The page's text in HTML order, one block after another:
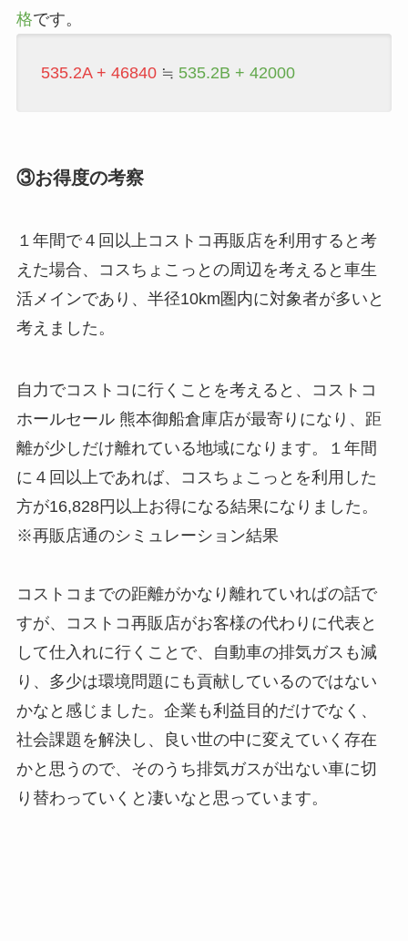
格です。
535.2A + 46840≒ 535.2B + 42000
③お得度の考察
１年間で４回以上コストコ再販店を利用すると考
えた場合、コスちょこっとの周辺を考えると車生
活メインであり、半径10km圏内に対象者が多いと
考えました。
自力でコストコに行くことを考えると、コストコ
ホールセール 熊本御船倉庫店が最寄りになり、距
離が少しだけ離れている地域になります。１年間
に４回以上であれば、コスちょこっとを利用した
方が16,828円以上お得になる結果になりました。
※再販店通のシミュレーション結果
コストコまでの距離がかなり離れていればの話で
すが、コストコ再販店がお客様の代わりに代表と
して仕入れに行くことで、自動車の排気ガスも減
り、多少は環境問題にも貢献しているのではない
かなと感じました。企業も利益目的だけでなく、
社会課題を解決し、良い世の中に変えていく存在
かと思うので、そのうち排気ガスが出ない車に切
り替わっていくと凄いなと思っています。